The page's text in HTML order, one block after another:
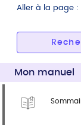
Aller à la page :
Mon manuel